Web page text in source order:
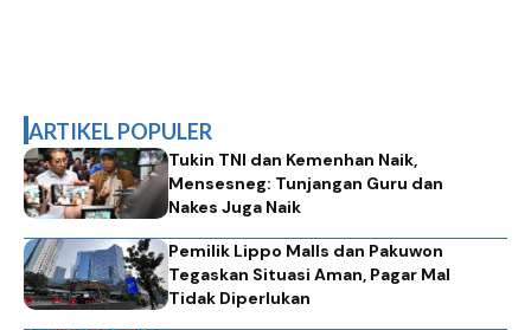
ARTIKEL POPULER
Tukin TNI dan Kemenhan Naik,
Mensesneg: Tunjangan Guru dan
Nakes Juga Naik
Pemilik Lippo Malls dan Pakuwon
Tegaskan Situasi Aman, Pagar Mal
Tidak Diperlukan